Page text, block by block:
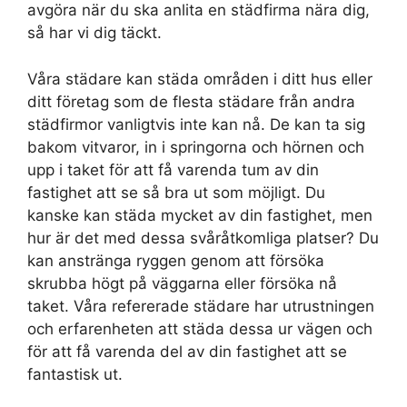
avgöra när du ska anlita en städfirma nära dig,
så har vi dig täckt.
Våra städare kan städa områden i ditt hus eller
ditt företag som de flesta städare från andra
städfirmor vanligtvis inte kan nå. De kan ta sig
bakom vitvaror, in i springorna och hörnen och
upp i taket för att få varenda tum av din
fastighet att se så bra ut som möjligt. Du
kanske kan städa mycket av din fastighet, men
hur är det med dessa svåråtkomliga platser? Du
kan anstränga ryggen genom att försöka
skrubba högt på väggarna eller försöka nå
taket. Våra refererade städare har utrustningen
och erfarenheten att städa dessa ur vägen och
för att få varenda del av din fastighet att se
fantastisk ut.